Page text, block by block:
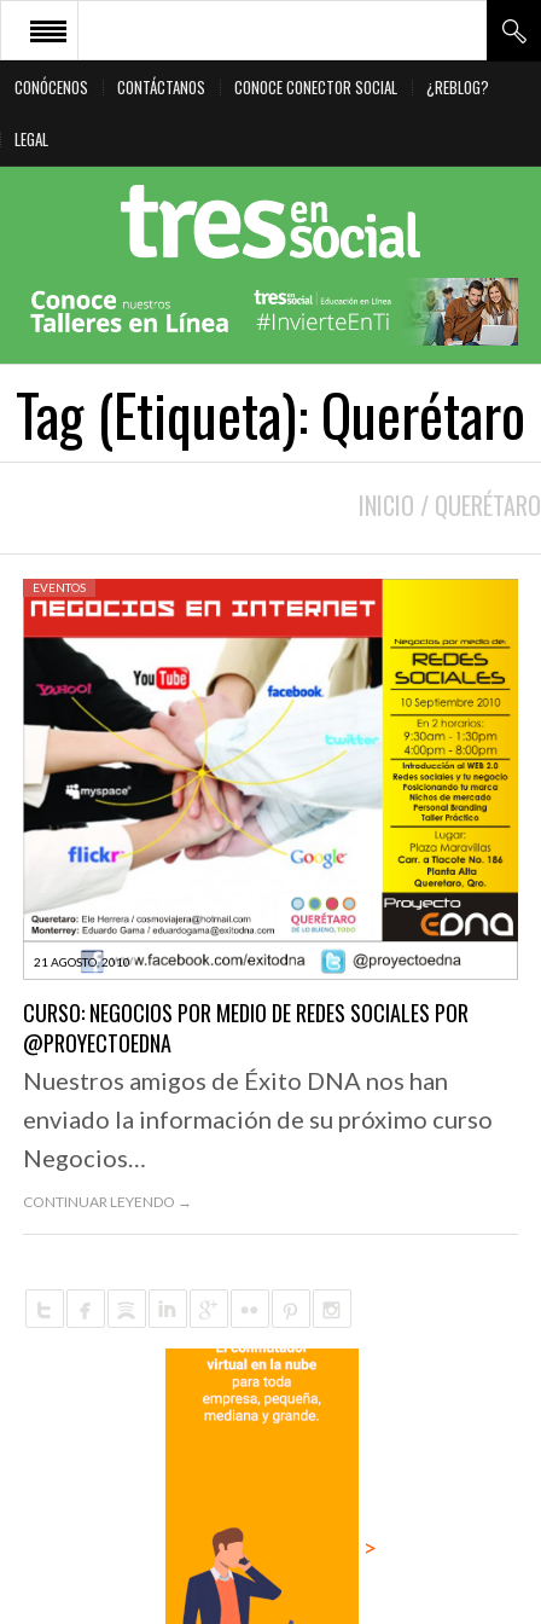
CONÓCENOS CONTÁCTANOS CONOCE CONECTOR SOCIAL ¿REBLOG?
LEGAL
CONOCE CONECTOR SOCIAL
LEGAL
Tag (Etiqueta): Querétaro
INICIO / QUERÉTARO
21 AGOSTO, 2010
EVENTOS
CURSO: NEGOCIOS POR MEDIO DE REDES SOCIALES POR
@PROYECTOEDNA
Nuestros amigos de Éxito DNA nos han
enviado la información de su próximo curso
Negocios…
CONTINUAR LEYENDO →
>